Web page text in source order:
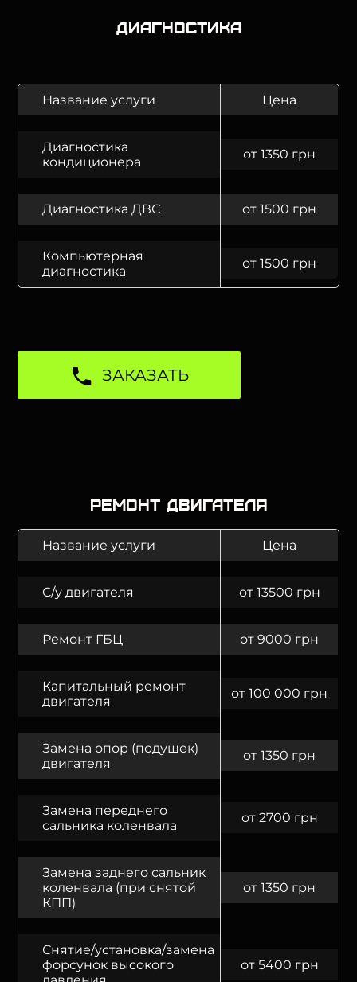
Диагностика
Название услуги Цена
Диагностика
кондиционера
от 1350 грн
Диагностика ДВС от 1500 грн
Компьютерная
диагностика
от 1500 грн
ЗАКАЗАТЬ
Ремонт двигателя
Название услуги Цена
С/у двигателя от 13500 грн
Ремонт ГБЦ от 9000 грн
Капитальный ремонт
двигателя
от 100 000 грн
Замена опор (подушек)
двигателя
от 1350 грн
Замена переднего
сальника коленвала
от 2700 грн
Замена заднего сальник
коленвала (при снятой
КПП)
от 1350 грн
Снятие/установка/замена
форсунок высокого
от 5400 грн